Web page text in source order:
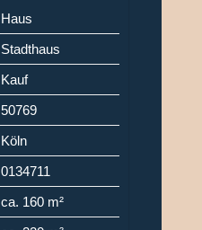
Haus
Stadthaus
Kauf
50769
Köln
0134711
ca. 160 m²